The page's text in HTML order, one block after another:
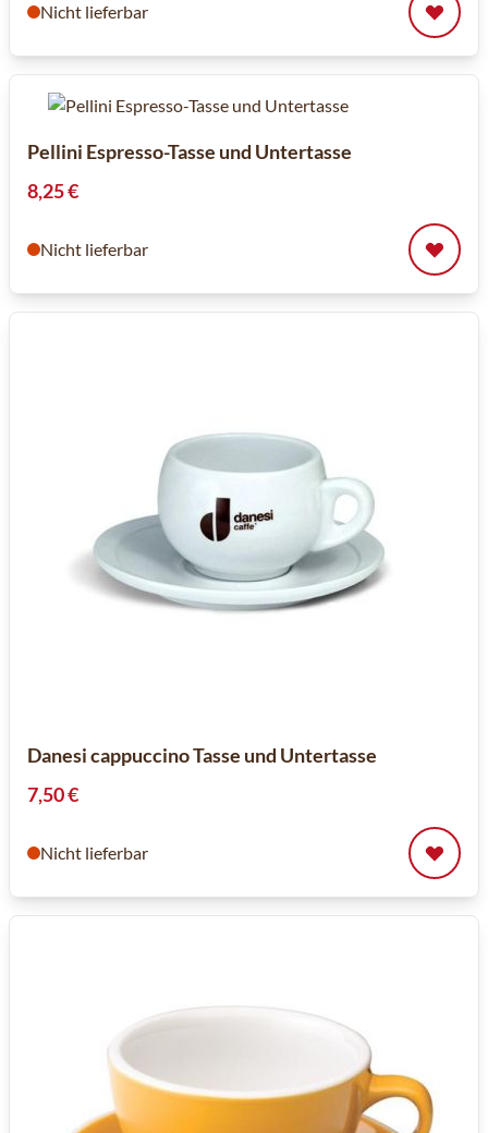
Nicht lieferbar
Pellini Espresso-Tasse und Untertasse
8,25 €
Nicht lieferbar
Danesi cappuccino Tasse und Untertasse
7,50 €
Nicht lieferbar